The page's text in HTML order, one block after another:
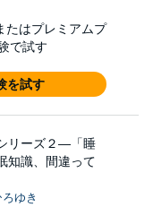
たはプレミアムプ
で試す
を試す
リーズ２―「睡
知識、間違って
ゆき